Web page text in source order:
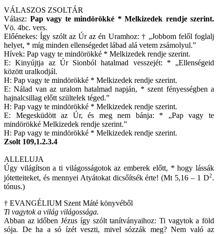
VÁLASZOS ZSOLTÁR
Válasz: Pap vagy te mindörökké * Melkizedek rendje szerint.
Vö. 4bc. vers.
Előénekes: Így szólt az Úr az én Uramhoz: † „Jobbom felől foglalj
helyet, * míg minden ellenségedet lábad alá vetem zsámolyul.”
Hívek: Pap vagy te mindörökké * Melkizedek rendje szerint.
E: Kinyújtja az Úr Sionból hatalmad vesszejét: * „Ellenségeid
között uralkodjál.
H: Pap vagy te mindörökké * Melkizedek rendje szerint.
E: Nálad van az uralom hatalmad napján, * szent fényességben a
hajnalcsillag előtt szültelek téged.”
H: Pap vagy te mindörökké * Melkizedek rendje szerint.
E: Megesküdött az Úr, és meg nem bánja: * „Pap vagy te
mindörökké Melkizedek rendje szerint.”
H: Pap vagy te mindörökké * Melkizedek rendje szerint.
Zsolt 109,1.2.3.4
ALLELUJA
Úgy világítson a ti világosságotok az emberek előtt, * hogy lássák
jótetteiteket, és mennyei Atyátokat dicsőítsék érte! (Mt 5,16 – 1 D2.
tónus.)
† EVANGÉLIUM Szent Máté könyvéből
Ti vagytok a világ világossága.
Abban az időben Jézus így szólt tanítványaihoz: Ti vagytok a föld
sója. De ha a só ízét veszti, mivel sózzák meg? Nem való az